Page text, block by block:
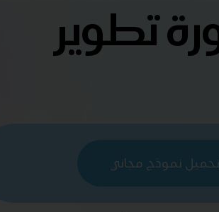
تطوير
تحميل نموذج مجاني